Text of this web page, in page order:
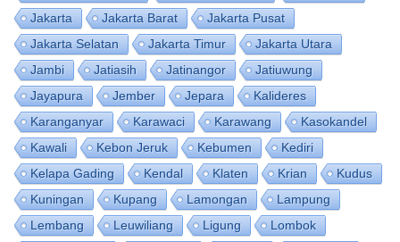
Jakarta
Jakarta Barat
Jakarta Pusat
Jakarta Selatan
Jakarta Timur
Jakarta Utara
Jambi
Jatiasih Jatinangor
Jatiuwung
Jayapura
Jember Jepara
Kalideres
Karanganyar
Karawaci Karawang
Kasokandel
Kawali
Kebon Jeruk Kebumen
Kediri
Kelapa Gading
Kendal Klaten Krian
Kudus
Kuningan
Kupang Lamongan
Lampung
Lembang
Leuwiliang Ligung
Lombok